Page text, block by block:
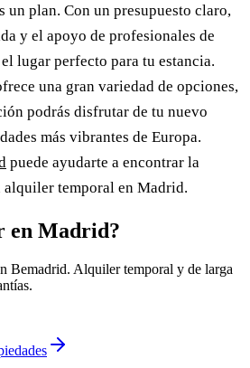
un plan. Con un presupuesto claro,
y el apoyo de profesionales de
lugar perfecto para tu estancia.
una gran variedad de opciones,
podrás disfrutar de tu nuevo
más vibrantes de Europa.
puede ayudarte a encontrar la
temporal en Madrid.
en Madrid?
Bemadrid. Alquiler temporal y de larga